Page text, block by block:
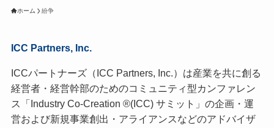
ホーム 紛争
ICC Partners, Inc.
ICCパートナーズ（ICC Partners, Inc.）は産業を共に創る
経営者・経営幹部のためのコミュニティ型カンファレン
ス「Industry Co-Creation ®(ICC) サミット」の企画・運
営および新規事業創出・アライアンスなどのアドバイザ